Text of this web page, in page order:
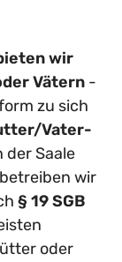
wir
Vätern -
zu sich
Vater-
der Saale
wir
§ 19 SGB
oder